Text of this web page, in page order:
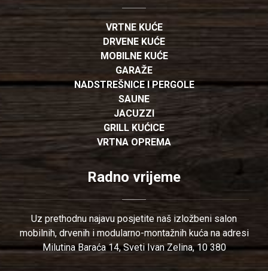
VRTNE KUĆE
DRVENE KUĆE
MOBILNE KUĆE
GARAŽE
NADSTREŠNICE I PERGOLE
SAUNE
JACUZZI
GRILL KUĆICE
VRTNA OPREMA
Radno vrijeme
Uz prethodnu najavu posjetite naš izložbeni salon
mobilnih, drvenih i modularno-montažnih kuća na adresi
Milutina Baraća 14, Sveti Ivan Zelina, 10 380